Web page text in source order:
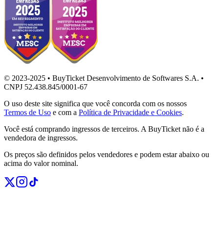
© 2023-2025 • BuyTicket Desenvolvimento de Softwares S.A. •
CNPJ 52.438.845/0001-67
O uso deste site significa que você concorda com os nossos
Termos de Uso e com a Política de Privacidade e Cookies.
Você está comprando ingressos de terceiros. A BuyTicket não é a
vendedora de ingressos.
Os preços são definidos pelos vendedores e podem estar abaixo ou
acima do valor nominal.